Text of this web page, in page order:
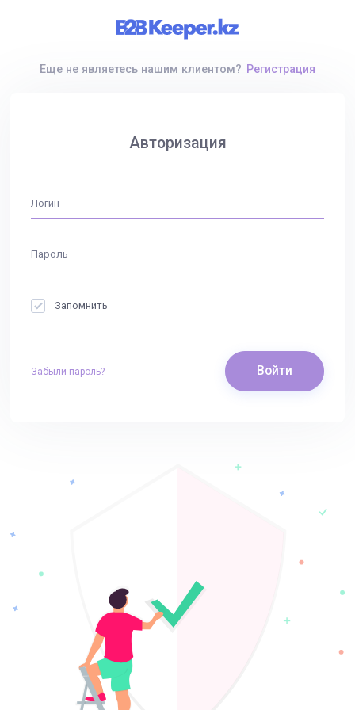
Еще не являетесь нашим клиентом? Регистрация
Авторизация
Запомнить
Забыли пароль? Войти